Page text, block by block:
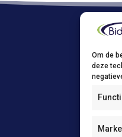
Om de
deze
9150
Fax: